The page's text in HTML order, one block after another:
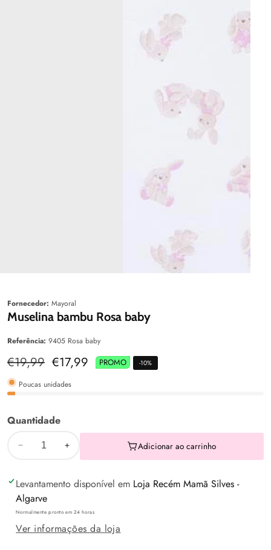
Fornecedor: Mayoral
Muselina bambu Rosa baby
Referência: 9405 Rosa baby
Preço
normal
€19,99 Preço
venda
€17,99 PROMO -10%
Poucas unidades
Quantidade
Diminuir
quantidade
de
Muselina
bambu
Aumentar
quantidade
Muselina
bambu
Adicionar ao carrinho
Levantamento disponível em Loja Recém Mamã Silves -
Algarve
Normalmente pronto em 24 horas
Ver informações da loja